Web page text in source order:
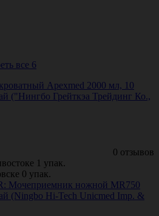
все 6
Apexmed 2000 мл, 10
("Нингбо Грейткэа Трейдинг Ко.,
0 отзывов
1 упак.
0 упак.
Мочеприемник ножной MR750
(Ningbo Hi-Tech Unicmed Imp. &